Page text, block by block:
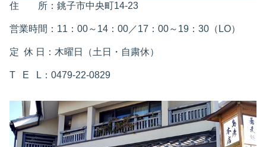
住 所：銚子市中央町14-23
営業時間：11：00～14：00／17：00～19：30（LO）
定 休 日：木曜日（土日・自粛休）
T E L：0479-22-0829